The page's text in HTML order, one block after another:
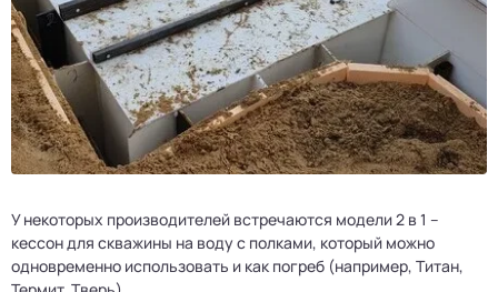
У некоторых производителей встречаются модели 2 в 1 –
кессон для скважины на воду с полками, который можно
одновременно использовать и как погреб (например, Титан,